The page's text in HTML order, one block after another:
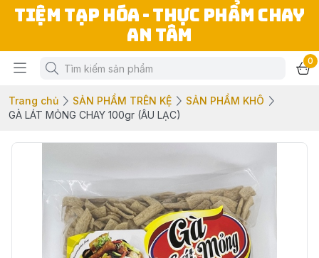
TIỆM TẠP HÓA - THỰC PHẨM CHAY
AN TÂM
0
Trang chủ SẢN PHẨM TRÊN KỆ
SẢN PHẨM KHÔ
GÀ LÁT MỎNG CHAY 100gr (ÂU LẠC)